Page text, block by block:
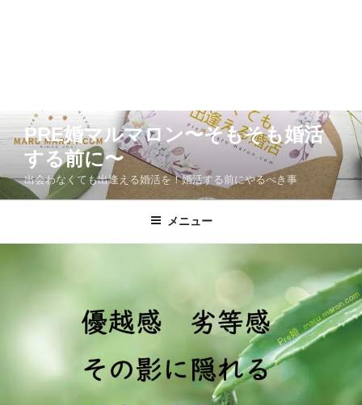
ン
ン
ツ
PRE婚マルマロン〜そもそも婚活
する前に〜
出会わなくても出逢える婚活を！婚活する前にやるべき事
メニュー